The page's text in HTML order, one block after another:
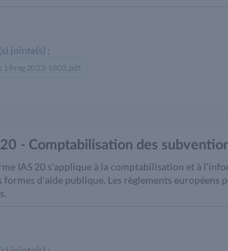
jointe(s) :
19 reg 2023-1803.pdf
20 - Comptabilisation des
IAS 20 s'applique à la comptabilisation et à
formes d'aide publique. Les règlements européens